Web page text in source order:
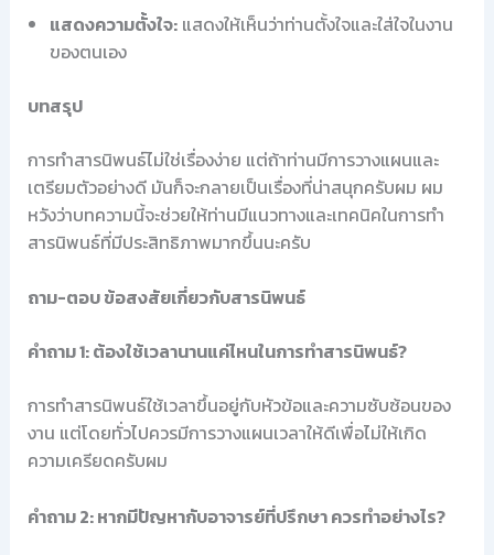
แสดงความตั้งใจ:แสดงให้เห็นว่าท่านตั้งใจและใส่ใจในงาน
ของตนเอง
บทสรุป
การทำสารนิพนธ์ไม่ใช่เรื่องง่าย แต่ถ้าท่านมีการวางแผนและ
เตรียมตัวอย่างดี มันก็จะกลายเป็นเรื่องที่น่าสนุกครับผม ผม
หวังว่าบทความนี้จะช่วยให้ท่านมีแนวทางและเทคนิคในการทำ
สารนิพนธ์ที่มีประสิทธิภาพมากขึ้นนะครับ
ถาม-ตอบ ข้อสงสัยเกี่ยวกับสารนิพนธ์
คำถาม 1: ต้องใช้เวลานานแค่ไหนในการทำสารนิพนธ์?
การทำสารนิพนธ์ใช้เวลาขึ้นอยู่กับหัวข้อและความซับซ้อนของ
งาน แต่โดยทั่วไปควรมีการวางแผนเวลาให้ดีเพื่อไม่ให้เกิด
ความเครียดครับผม
คำถาม 2: หากมีปัญหากับอาจารย์ที่ปรึกษา ควรทำอย่างไร?